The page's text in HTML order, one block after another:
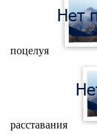
поцелуя
расставания